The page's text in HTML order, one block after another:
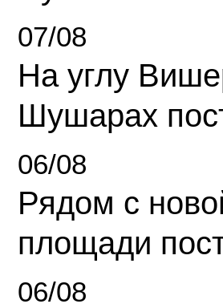
07/08
На углу
Шушарах
06/08
Рядом с
площади
06/08